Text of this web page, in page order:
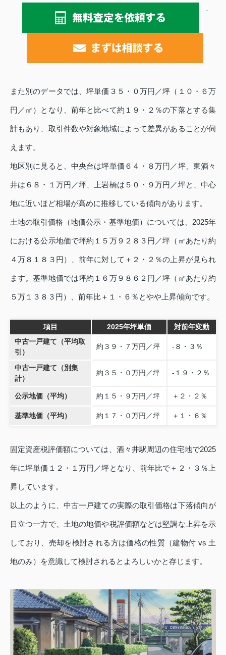
また別のデータでは、坪単価３５・０万円／坪（１０・６万
円／㎡）となり、前年と比べて約１９・２％の下落とする集
計もあり、取引件数や対象地域によって差異があることが伺
えます。
地区別に見ると、中央台は坪単価６４・８万円／坪、東酒々
井は６８・１万円／坪、上岩橋は５０・９万円／坪と、中心
地に近いほど相場が高めに推移している傾向があります。
土地の取引価格（地価公示・基準地価）については、2025年
における公示地価で坪約１５万９２８３円／坪（㎡あたり約
４万８１８３円）、前年に対して＋２・２％の上昇が見られ
ます。基準地価では坪約１６万９８６２円／坪（㎡あたり約
５万１３８３円）、前年比＋１・６％とやや上昇傾向です。
項目 2025年坪単価
対前年変動
中古一戸建て（平均取
引）
約３９・７万円／坪 ‐８・３％
中古一戸建て（別集
計）
約３５・０万円／坪 ‐１９・２％
公示地価（平均） 約１５・９万円／坪 ＋２・２％
基準地価（平均） 約１７・０万円／坪 ＋１・６％
固定資産税評価額については、酒々井駅周辺の住宅地で2025
年に坪単価１２・１万円／坪となり、前年比で＋２・３％上
昇しています。
以上のように、中古一戸建ての実際の取引価格は下落傾向が
目立つ一方で、土地の地価や税評価額などは堅調な上昇を示
しており、売却を検討される方は価格の性質（建物付 vs 土
地のみ）を意識して検討されるとよろしいかと存じます。